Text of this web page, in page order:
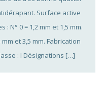
Surface active
N° 0 = 1,2 mm et 1,5 mm.
mm et 3,5 mm. Fabrication
: I Désignations […]